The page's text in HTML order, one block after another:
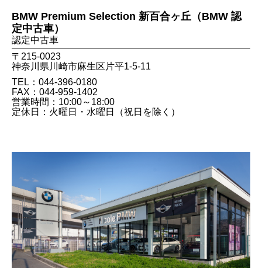
BMW Premium Selection 新百合ヶ丘（BMW 認
定中古車）
認定中古車
〒215-0023
神奈川県川崎市麻生区片平1-5-11
TEL：044-396-0180
FAX：044​-959​-1402
営業時間：10:00～18:00
定休日：火曜日・水曜日（祝日を除く）